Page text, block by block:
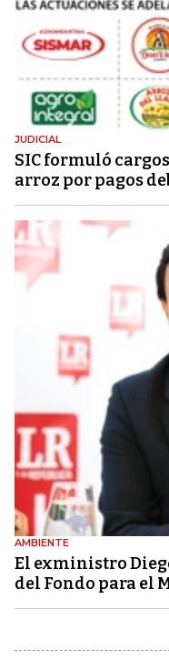
JUDICIAL
SIC formuló
arroz por pagos
AMBIENTE
El exministro
del Fondo para el